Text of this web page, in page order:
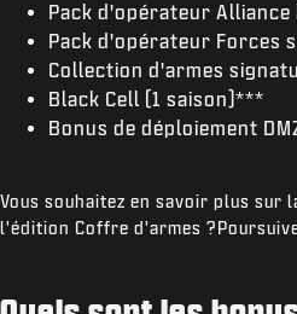
Pack d'opérateur Alliance
Pack d'opérateur Forces
Collection d'armes
Black Cell (1 saison)***
Bonus de déploiement
Vous souhaitez en savoir plus sur
l'édition Coffre d'armes